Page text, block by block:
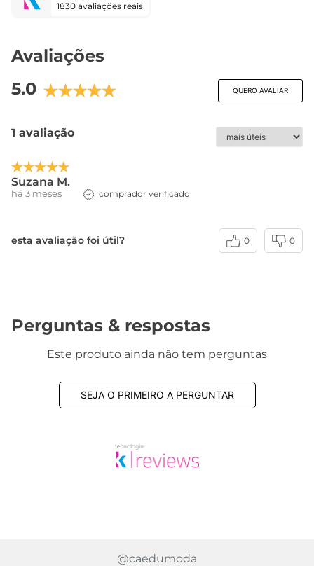
1830 avaliações reais
Avaliações
5.0
QUERO AVALIAR
1 avaliação
Suzana M.
há 3 meses comprador verificado
esta avaliação foi útil? 0 0
Perguntas & respostas
Este produto ainda não tem perguntas
SEJA O PRIMEIRO A PERGUNTAR
@caedumoda